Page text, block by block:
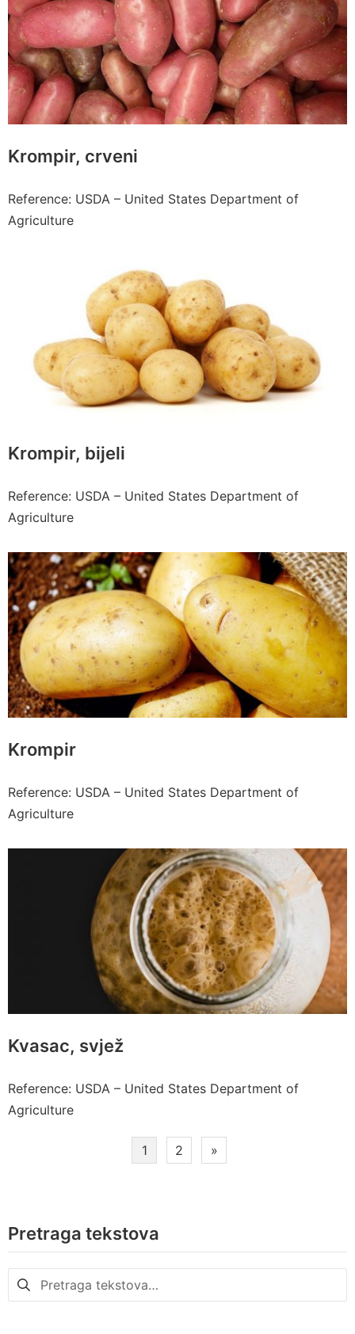
Krompir, crveni
Reference: USDA – United States Department of
Agriculture
Krompir, bijeli
Reference: USDA – United States Department of
Agriculture
Krompir
Reference: USDA – United States Department of
Agriculture
Kvasac, svjež
Reference: USDA – United States Department of
Agriculture
1 2 »
Pretraga tekstova
Pretraga
za: